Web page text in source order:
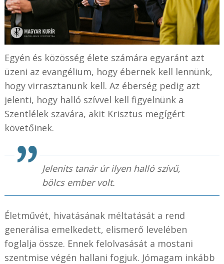
Egyén és közösség élete számára egyaránt azt
üzeni az evangélium, hogy ébernek kell lennünk,
hogy virrasztanunk kell. Az éberség pedig azt
jelenti, hogy halló szívvel kell figyelnünk a
Szentlélek szavára, akit Krisztus megígért
követőinek.
Jelenits tanár úr ilyen halló szívű,
bölcs ember volt.
Életművét, hivatásának méltatását a rend
generálisa emelkedett, elismerő levelében
foglalja össze. Ennek felolvasását a mostani
szentmise végén hallani fogjuk. Jómagam inkább